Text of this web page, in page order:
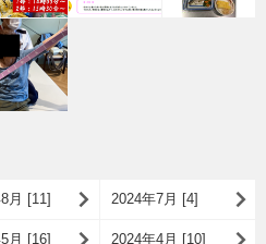
月 [11] 2024年7月 [4]
月 [16] 2024年4月 [10]